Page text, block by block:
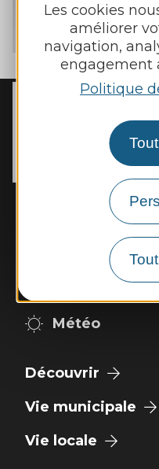
Les cookies
améliorer
navigation,
engagement
Politique
Dominique MAZEL
2
Horaires
Mardi et jeudi de
Vendredi de 9h00
Météo
Découvrir
Vie municipale
Vie locale